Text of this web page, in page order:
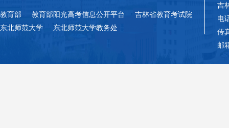
教育部 教育部阳光高考信息公开平台
吉林省教育考试院
东北师范大学
东北师范大学教务处
吉
电
传
邮